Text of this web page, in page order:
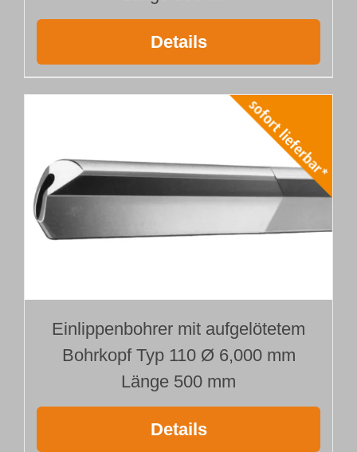
Details
Einlippenbohrer mit aufgelötetem
Bohrkopf Typ 110 Ø 6,000 mm
Länge 500 mm
Details